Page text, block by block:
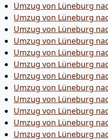
Umzug von Lüneburg
Umzug von Lüneburg
Umzug von Lüneburg
Umzug von Lüneburg
Umzug von Lüneburg
Umzug von Lüneburg
Umzug von Lüneburg
Umzug von Lüneburg
Umzug von Lüneburg
Umzug von Lüneburg
Umzug von Lüneburg
Umzug von Lüneburg